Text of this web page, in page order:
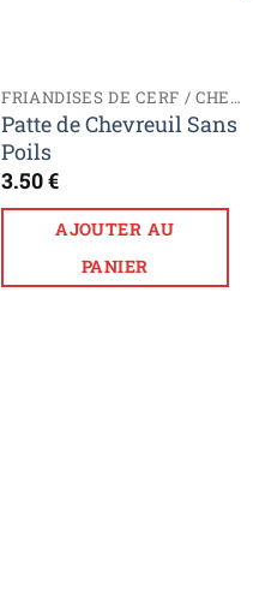
FRIANDISES DE CERF / CHEVREUIL
Patte de Chevreuil Sans
Poils
3.50€
AJOUTER AU
PANIER